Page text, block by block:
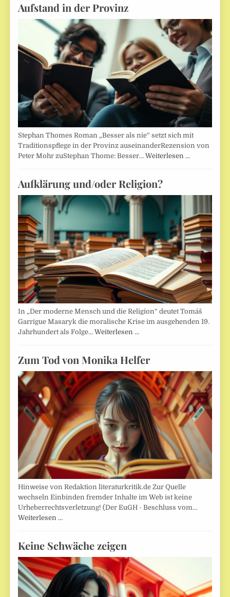
Aufstand in der Provinz
Stephan Thomes Roman „Besser als nie“ setzt sich mit
Traditionspflege in der Provinz auseinanderRezension von
Peter Mohr zuStephan Thome: Besser…Weiterlesen …
Aufklärung und/oder Religion?
In „Der moderne Mensch und die Religion“ deutet Tomáš
Garrigue Masaryk die moralische Krise im ausgehenden 19.
Jahrhundert als Folge…Weiterlesen …
Zum Tod von Monika Helfer
Hinweise von Redaktion literaturkritik.de Zur Quelle
wechseln Einbinden fremder Inhalte im Web ist keine
Urheberrechtsverletzung! (Der EuGH - Beschluss vom…
Weiterlesen …
Keine Schwäche zeigen